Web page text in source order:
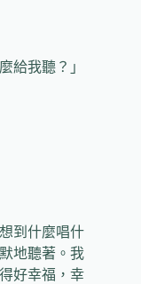
給我聽？」
到什麼唱什
地聽著。我
好幸福，幸